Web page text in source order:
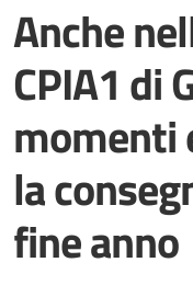
Anche
CPIA1 di
momenti
la
fine anno